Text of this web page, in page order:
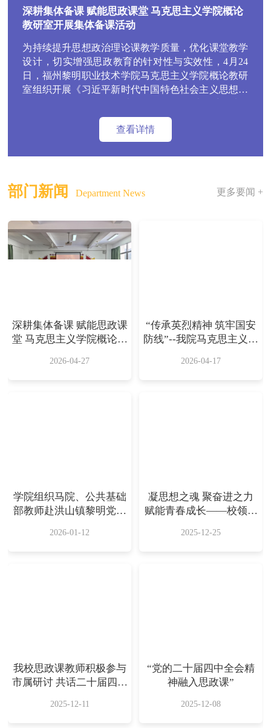
深耕集体备课 赋能思政课堂 马克思主义学院概论
教研室开展集体备课活动
为持续提升思想政治理论课教学质量，优化课堂教学
设计，切实增强思政教育的针对性与实效性，4月24
日，福州黎明职业技术学院马克思主义学院概论教研
室组织开展《习近平新时代中国特色社会主义思想概
障和改善民生为重点加强社会建设”展开专题研讨。
学院院长范超峰出席会议，会议由学院副教授魏立娜
主持，概论教研室全体教师参会。
查看详情
部门新闻 Department News 更多要闻 +
深耕集体备课 赋能思政课
堂 马克思主义学院概论教
2026-04-27
“传承英烈精神 筑牢国安
防线”--我院马克思主义学
2026-04-17
学院组织马院、公共基础
部教师赴洪山镇黎明党建
2026-01-12
凝思想之魂 聚奋进之力
赋能青春成长——校领导
2025-12-25
我校思政课教师积极参与
市属研讨 共话二十届四中
路径
2025-12-11
“党的二十届四中全会精
神融入思政课”
2025-12-08